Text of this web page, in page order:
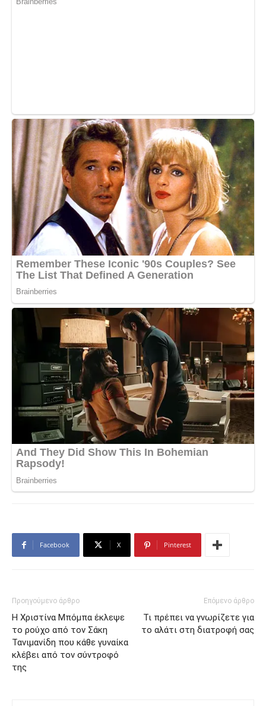
Facebook X Pinterest
Προηγούμενο άρθρο
Η Χριστίνα Μπόμπα έκλεψε
το ρούχο από τον Σάκη
Τανιμανίδη που κάθε γυναίκα
κλέβει από τον σύντροφό
της
Επόμενο άρθρο
Τι πρέπει να γνωρίζετε για
το αλάτι στη διατροφή σας